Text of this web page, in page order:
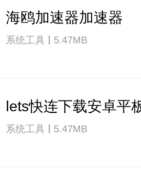
海鸥加速器加速器
系统工具 5.47MB
lets快连下载安卓平
系统工具 5.47MB